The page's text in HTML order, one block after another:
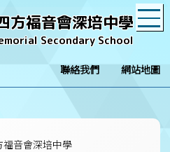
方福音會深培中學
Secondary School
聯絡我們 網站地圖
福音會深培中學